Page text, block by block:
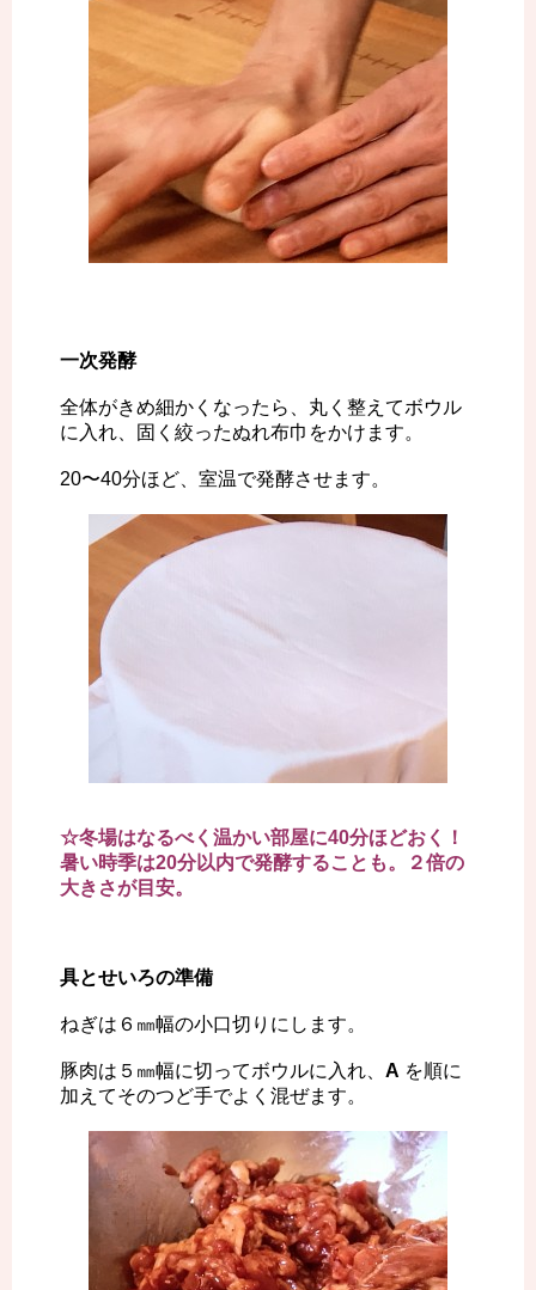
一次発酵
全体がきめ細かくなったら、丸く整えてボウル
に入れ、固く絞ったぬれ布巾をかけます。
20〜40分ほど、室温で発酵させます。
☆冬場はなるべく温かい部屋に40分ほどおく！
暑い時季は20分以内で発酵することも。２倍の
大きさが目安。
具とせいろの準備
ねぎは６㎜幅の小口切りにします。
豚肉は５㎜幅に切ってボウルに入れ、 A を順に
加えてそのつど手でよく混ぜます。